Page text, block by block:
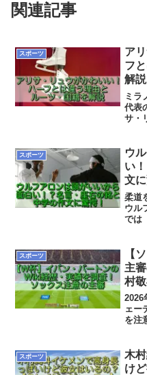
関連記事
スポーツ
ア
フ
解説
ミラ
代表
サ・
て、
のも
手は
いき
スポーツ
ウ
い
文に
柔道
ウル
では
と
文ま
愕す
スポーツ
【
主
村
2026
ェー
を注
は過
鈴木
スポーツ
木
け